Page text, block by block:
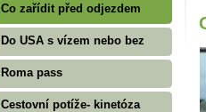
Co zařídit před odjezdem
Do USA s vízem nebo bez
Roma pass
Cestovní potíže- kinetóza